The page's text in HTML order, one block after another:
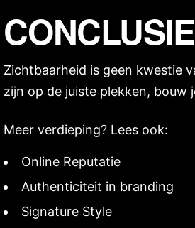
CONCLUSIE
Zichtbaarheid is geen kwestie
zijn op de juiste plekken, bouw
Meer verdieping? Lees ook:
Online Reputatie
Authenticiteit in branding
Signature Style